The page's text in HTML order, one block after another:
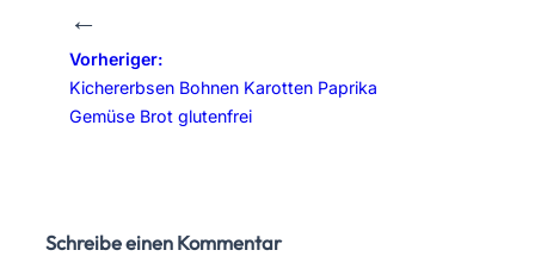
←
Vorheriger:
Kichererbsen Bohnen Karotten Paprika
Gemüse Brot glutenfrei
Schreibe einen Kommentar